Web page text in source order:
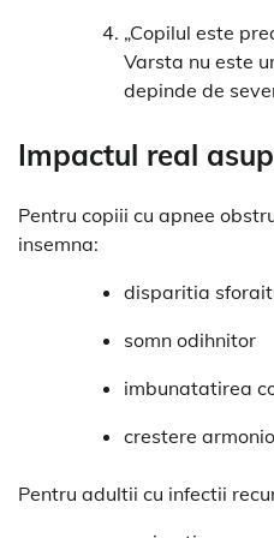
„Copilul este
Varsta nu este
depinde de
Impactul real
Pentru copiii cu apnee
insemna:
disparitia
somn odihnitor
imbunatatirea
crestere
Pentru adultii cu infectii